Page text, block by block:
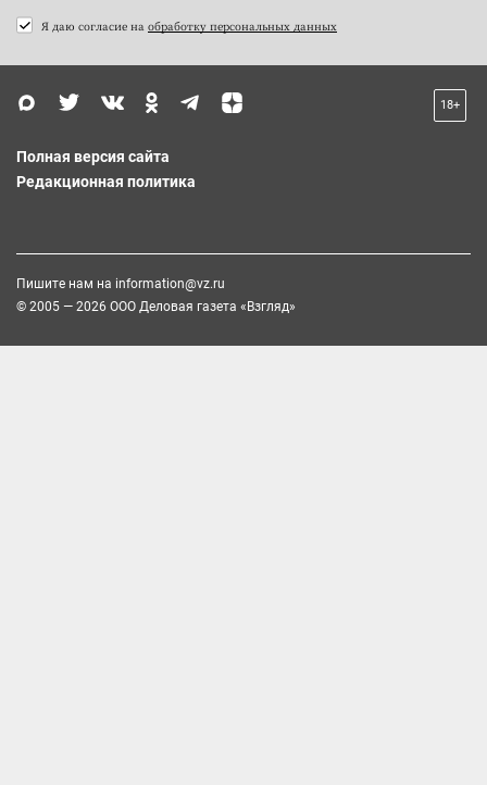
Я даю согласие на обработку персональных данных
18+
Полная версия сайта
Редакционная политика
Пишите нам на information@vz.ru
© 2005 — 2026 ООО Деловая газета «Взгляд»